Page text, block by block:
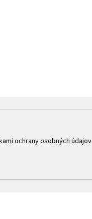
ochrany osobných údajov